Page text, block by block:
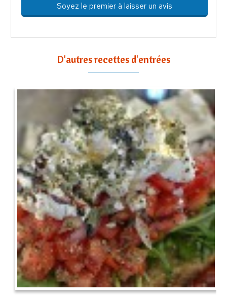
Soyez le premier à laisser un avis
D'autres recettes d'entrées